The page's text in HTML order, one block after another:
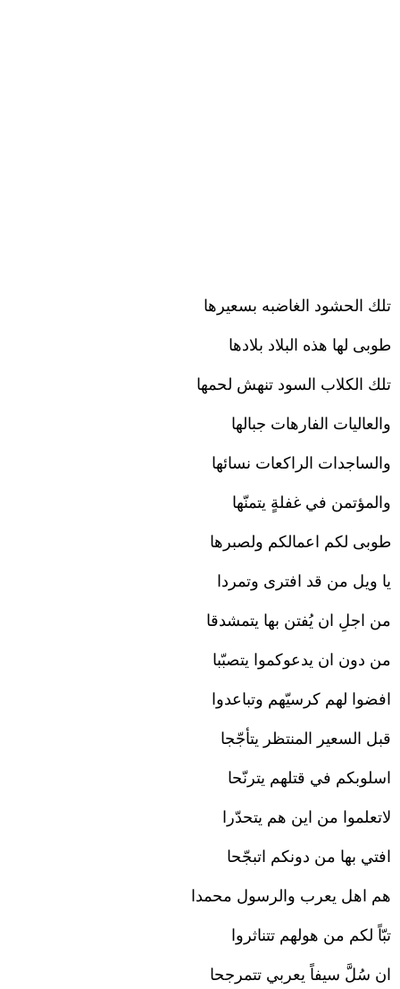
تلك الحشود الغاضبه بسعيرها
طوبى لها هذه البلاد بلادها
تلك الكلاب السود تنهش لحمها
والعاليات الفارهات جبالها
والساجدات الراكعات نسائها
والمؤتمن في غفلةٍ يتمنّها
طوبى لكم اعمالكم ولصبرها
يا ويل من قد افترى وتمردا
من اجلِ ان يُفتن بها يتمشدقا
من دون ان يدعوكموا يتصبّبا
افضوا لهم كرسيّهم وتباعدوا
قبل السعير المنتظر يتأجّجا
اسلوبكم في قتلهم يترنّحا
لاتعلموا من اين هم يتحدّرا
افتي بها من دونكم اتبجّحا
هم اهل يعرب والرسول محمدا
تبّاً لكم من هولهم تتناثروا
ان سُلَّ سيفاً يعربي تتمرجحا